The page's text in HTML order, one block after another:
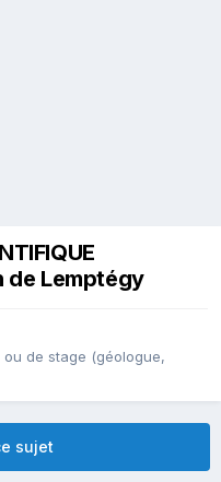
de Lemptégy
de stage (géologue,
sujet